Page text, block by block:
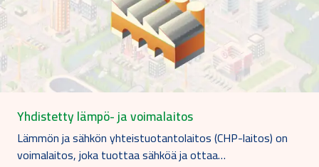
Yhdistetty lämpö- ja voimalaitos
Lämmön ja sähkön yhteistuotantolaitos (CHP-laitos) on
voimalaitos, joka tuottaa sähköä ja ottaa…